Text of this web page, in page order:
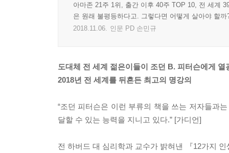
아마존 21주 1위, 출간 이후 40주 TOP 10, 전 세계
은 원래 불평등하다고. 그렇다면 어떻게 살아야 할
2018.11.06.
인문 PD 손민규
도대체 전 세계 젊은이들이 조던 B. 피터슨에게
2018년 전 세계를 뒤흔든 최고의 명강의
“조던 피터슨은 이런 부류의 책을 쓰는 저자들과
달할 수 있는 능력을 지니고 있다.” [가디언]
전 하버드 대 심리학과 교수가 밝혀낸 『12가지 인